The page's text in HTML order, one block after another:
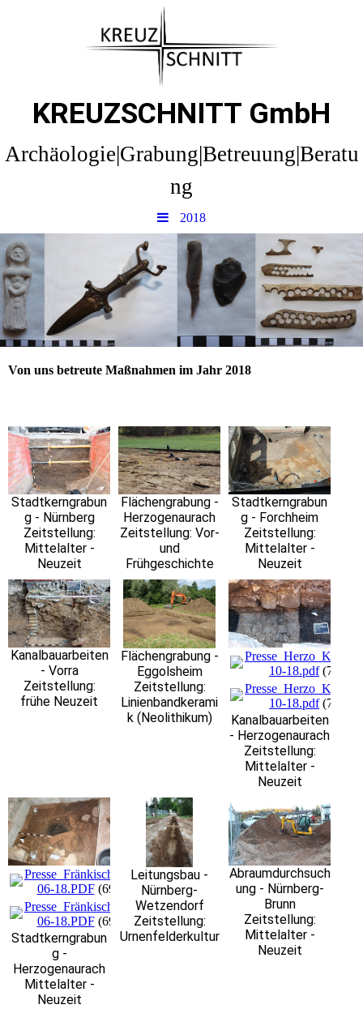
KREUZSCHNITT GmbH
Archäologie|Grabung|Betreuung|Beratu
ng
2018
Von uns betreute Maßnahmen im Jahr 2018
Stadtkerngrabun
g - Nürnberg
Zeitstellung:
Mittelalter -
Neuzeit
Flächengrabung -
Herzogenaurach
Zeitstellung: Vor-
und
Frühgeschichte
Stadtkerngrabun
g - Forchheim
Zeitstellung:
Mittelalter -
Neuzeit
Kanalbauarbeiten
- Vorra
Zeitstellung:
frühe Neuzeit
Flächengrabung -
Eggolsheim
Zeitstellung:
Linienbandkerami
k (Neolithikum)
10-18.pdf
10-18.pdf
Kanalbauarbeiten
- Herzogenaurach
Zeitstellung:
Mittelalter -
Neuzeit
Presse_Fränkischer_Tag_29-
06-18.PDF(699.68KB)
Presse_Fränkischer_Tag_29-
06-18.PDF(699.68KB)
Stadtkerngrabun
g -
Herzogenaurach
Mittelalter -
Neuzeit
Leitungsbau -
Nürnberg-
Wetzendorf
Zeitstellung:
Urnenfelderkultur
Abraumdurchsuch
ung - Nürnberg-
Brunn
Zeitstellung:
Mittelalter -
Neuzeit